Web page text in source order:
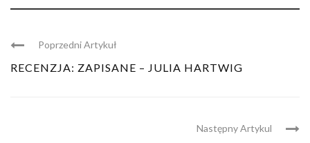
Poprzedni Artykuł
RECENZJA: ZAPISANE – JULIA HARTWIG
Następny Artykul